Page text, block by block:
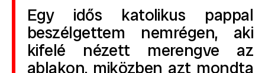
Egy idős katolikus pappal
beszélgettem nemrégen, aki
kifelé nézett merengve az
ablakon, miközben azt mondta